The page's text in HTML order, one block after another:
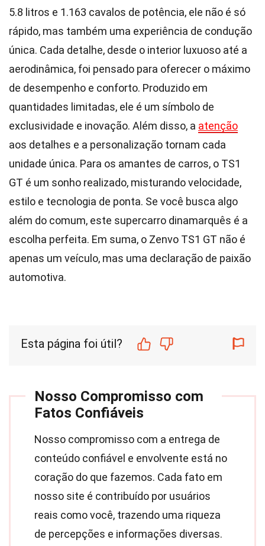
5.8 litros e 1.163 cavalos de potência, ele não é só
rápido, mas também uma experiência de condução
única. Cada detalhe, desde o interior luxuoso até a
aerodinâmica, foi pensado para oferecer o máximo
de desempenho e conforto. Produzido em
quantidades limitadas, ele é um símbolo de
exclusividade e inovação. Além disso, a atenção
aos detalhes e a personalização tornam cada
unidade única. Para os amantes de carros, o TS1
GT é um sonho realizado, misturando velocidade,
estilo e tecnologia de ponta. Se você busca algo
além do comum, este supercarro dinamarquês é a
escolha perfeita. Em suma, o Zenvo TS1 GT não é
apenas um veículo, mas uma declaração de paixão
automotiva.
Esta página foi útil?
Nosso Compromisso com
Fatos Confiáveis
Nosso compromisso com a entrega de
conteúdo confiável e envolvente está no
coração do que fazemos. Cada fato em
nosso site é contribuído por usuários
reais como você, trazendo uma riqueza
de percepções e informações diversas.